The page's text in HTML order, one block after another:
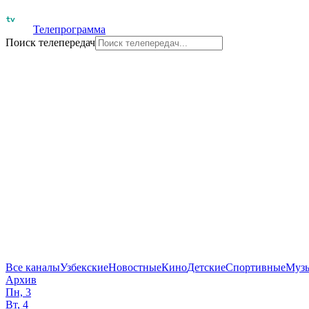
Телепрограмма
Поиск телепередач
Все каналыУзбекскиеНовостныеКиноДетскиеСпортивные
Архив
Пн, 3
Вт, 4